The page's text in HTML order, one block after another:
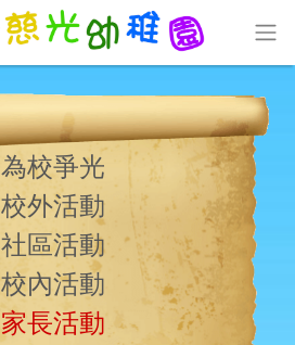
為校爭光
校外活動
社區活動
校內活動
家長活動